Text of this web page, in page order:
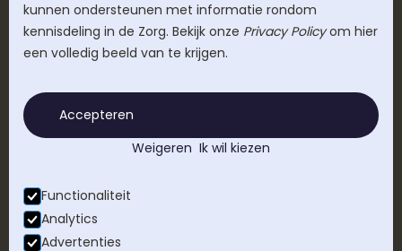
Succesverhalen
Werkwijze
Contact
Veelgestelde vragen
©2026
kunnen ondersteunen met informatie rondom
kennisdeling in de Zorg. Bekijk onze Privacy Policy om hier
een volledig beeld van te krijgen.
Accepteren
Weigeren Ik wil kiezen
Functionaliteit
Analytics
Advertenties